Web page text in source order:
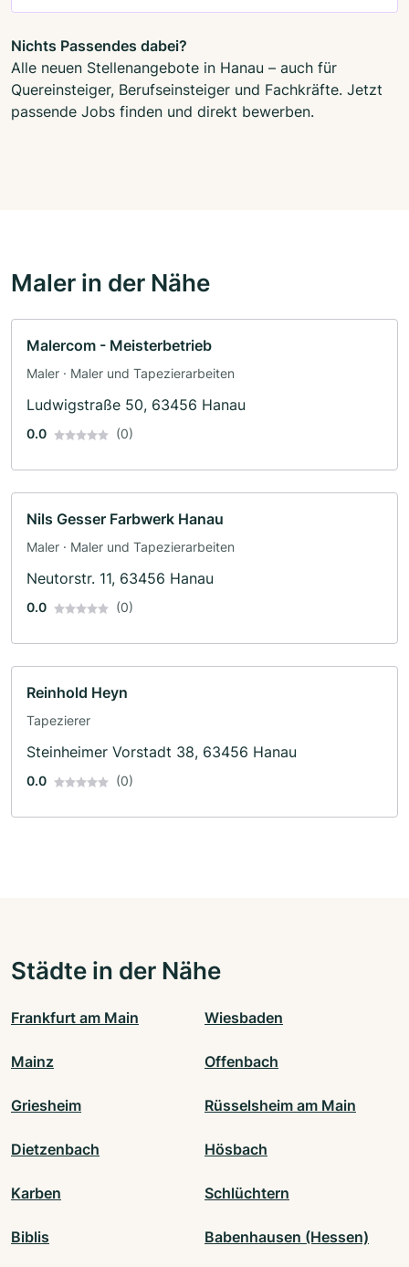
Nichts Passendes dabei?
Alle neuen Stellenangebote in Hanau – auch für
Quereinsteiger, Berufseinsteiger und Fachkräfte. Jetzt
passende Jobs finden und direkt bewerben.
Maler in der Nähe
Malercom - Meisterbetrieb
Maler · Maler und Tapezierarbeiten
Ludwigstraße 50, 63456 Hanau
0.0 (0)
Nils Gesser Farbwerk Hanau
Maler · Maler und Tapezierarbeiten
Neutorstr. 11, 63456 Hanau
0.0 (0)
Reinhold Heyn
Tapezierer
Steinheimer Vorstadt 38, 63456 Hanau
0.0 (0)
Städte in der Nähe
Frankfurt am Main Wiesbaden
Mainz Offenbach
Griesheim Rüsselsheim am Main
Dietzenbach Hösbach
Karben Schlüchtern
Biblis Babenhausen (Hessen)